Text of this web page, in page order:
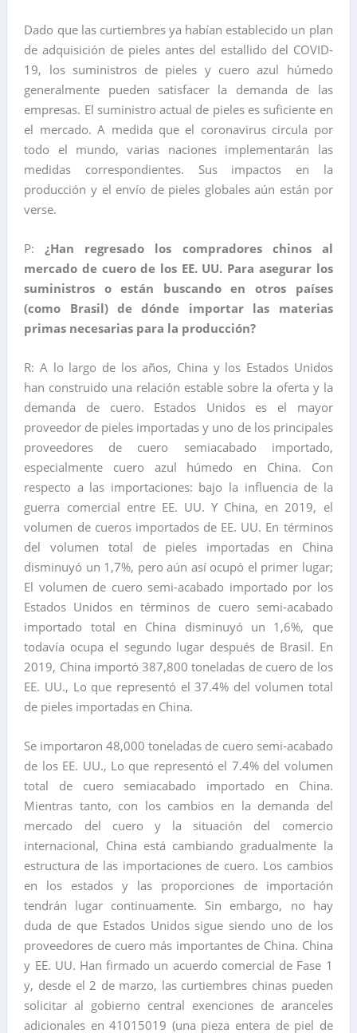
Dado que las curtiembres ya habían establecido un plan
de adquisición de pieles antes del estallido del COVID-
19, los suministros de pieles y cuero azul húmedo
generalmente pueden satisfacer la demanda de las
empresas. El suministro actual de pieles es suficiente en
el mercado. A medida que el coronavirus circula por
todo el mundo, varias naciones implementarán las
medidas correspondientes. Sus impactos en la
producción y el envío de pieles globales aún están por
verse.
P:¿Han regresado los compradores chinos al
mercado de cuero de los EE. UU. Para asegurar los
suministros o están buscando en otros países
(como Brasil) de dónde importar las materias
primas necesarias para la producción?
R: A lo largo de los años, China y los Estados Unidos
han construido una relación estable sobre la oferta y la
demanda de cuero. Estados Unidos es el mayor
proveedor de pieles importadas y uno de los principales
proveedores de cuero semiacabado importado,
especialmente cuero azul húmedo en China. Con
respecto a las importaciones: bajo la influencia de la
guerra comercial entre EE. UU. Y China, en 2019, el
volumen de cueros importados de EE. UU. En términos
del volumen total de pieles importadas en China
disminuyó un 1,7%, pero aún así ocupó el primer lugar;
El volumen de cuero semi-acabado importado por los
Estados Unidos en términos de cuero semi-acabado
importado total en China disminuyó un 1,6%, que
todavía ocupa el segundo lugar después de Brasil. En
2019, China importó 387,800 toneladas de cuero de los
EE. UU., Lo que representó el 37.4% del volumen total
de pieles importadas en China.
Se importaron 48,000 toneladas de cuero semi-acabado
de los EE. UU., Lo que representó el 7.4% del volumen
total de cuero semiacabado importado en China.
Mientras tanto, con los cambios en la demanda del
mercado del cuero y la situación del comercio
internacional, China está cambiando gradualmente la
estructura de las importaciones de cuero. Los cambios
en los estados y las proporciones de importación
tendrán lugar continuamente. Sin embargo, no hay
duda de que Estados Unidos sigue siendo uno de los
proveedores de cuero más importantes de China. China
y EE. UU. Han firmado un acuerdo comercial de Fase 1
y, desde el 2 de marzo, las curtiembres chinas pueden
solicitar al gobierno central exenciones de aranceles
adicionales en 41015019 (una pieza entera de piel de